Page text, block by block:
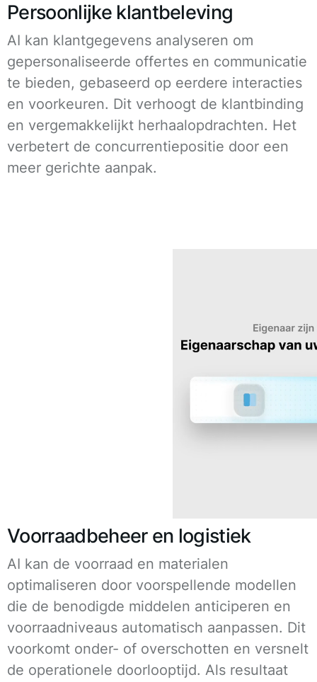
Persoonlijke klantbeleving
AI kan klantgegevens analyseren om
gepersonaliseerde offertes en communicatie
te bieden, gebaseerd op eerdere interacties
en voorkeuren. Dit verhoogt de klantbinding
en vergemakkelijkt herhaalopdrachten. Het
verbetert de concurrentiepositie door een
meer gerichte aanpak.
Voorraadbeheer en logistiek
AI kan de voorraad en materialen
optimaliseren door voorspellende modellen
die de benodigde middelen anticiperen en
voorraadniveaus automatisch aanpassen. Dit
voorkomt onder- of overschotten en versnelt
de operationele doorlooptijd. Als resultaat